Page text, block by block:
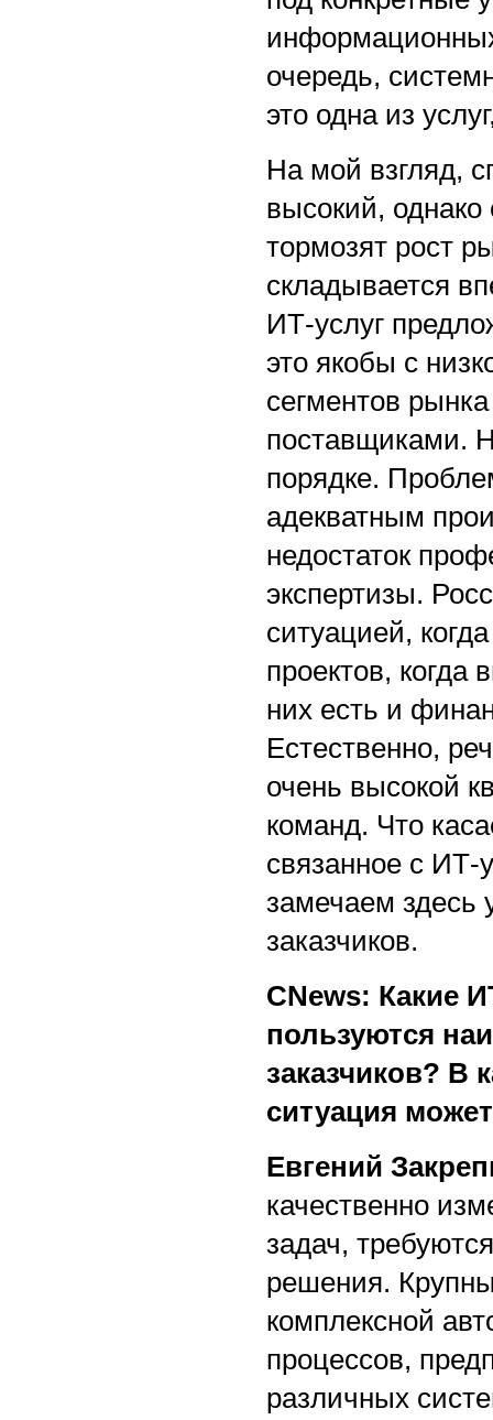
очередь,
это одна из
На мой взгляд,
высокий,
тормозят рост
складывается
ИТ-услуг
это якобы с
сегментов
поставщиками.
порядке.
адекватным
недостаток
экспертизы.
ситуацией,
проектов, когда
них есть и
Естественно,
очень высокой
команд. Что
связанное с ИТ-
замечаем здесь
заказчиков.
CNews: Какие
пользуются
заказчиков? В
ситуация
Евгений
качественно
задач,
решения.
комплексной
процессов,
различных